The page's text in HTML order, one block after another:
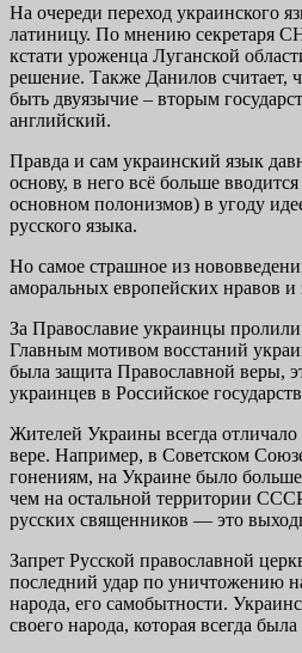
На очереди переход украинского
латиницу. По мнению секретаря
кстати уроженца Луганской
решение. Также Данилов считает,
быть двуязычие – вторым
английский.
Правда и сам украинский язык
основу, в него всё больше
основном полонизмов) в угоду
русского языка.
Но самое страшное из
аморальных европейских нравов и
За Православие украинцы
Главным мотивом восстаний
была защита Православной веры,
украинцев в Российское
Жителей Украины всегда
вере. Например, в Советском
гонениям, на Украине было
чем на остальной территории
русских священников — это
Запрет Русской православной
последний удар по уничтожению
народа, его самобытности.
своего народа, которая всегда